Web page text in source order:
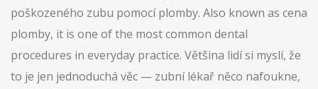
poškozeného zubu pomocí plomby. Also known as cena
plomby, it is one of the most common dental
procedures in everyday practice. Většina lidí si myslí, že
to je jen jednoduchá věc — zubní lékař něco nafoukne,